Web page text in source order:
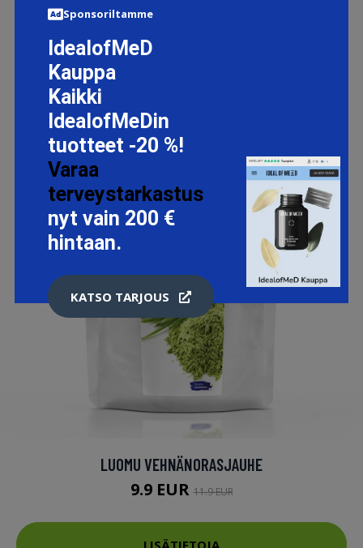
LUOMU VEHNÄNORASJAUHE
9.9 EUR11.9 EUR
LISÄTIETOJA
Sponsoriltamme
IdealofMeD
Kauppa
Kaikki
IdealofMeDin
tuotteet -20 %!
Varaa
terveystarkastus
nyt vain 200 €
hintaan.
KATSO TARJOUS